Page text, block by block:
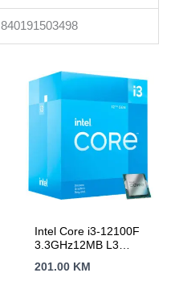
840191503498
Intel Core i3-12100F
3.3GHz12MB L3
Lake,bez grafike
201.00 KM